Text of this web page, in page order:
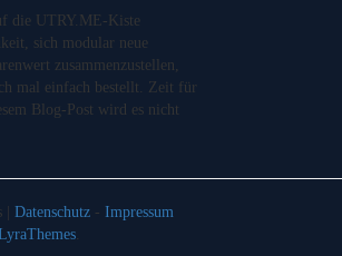
die UTRY.ME-Kiste
sich modular neue
zusammenzustellen,
mal einfach bestellt. Zeit für
Blog-Post wird es nicht
| Datenschutz - Impressum